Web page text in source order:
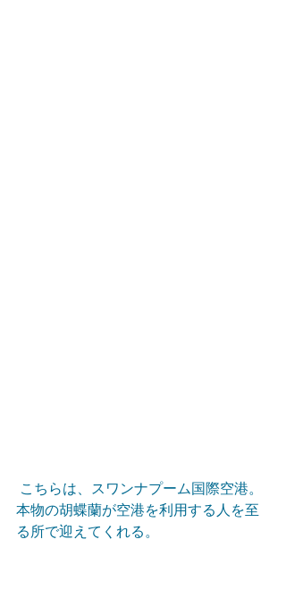
本物の胡蝶蘭が空港を利用する人を至
る所で迎えてくれる。